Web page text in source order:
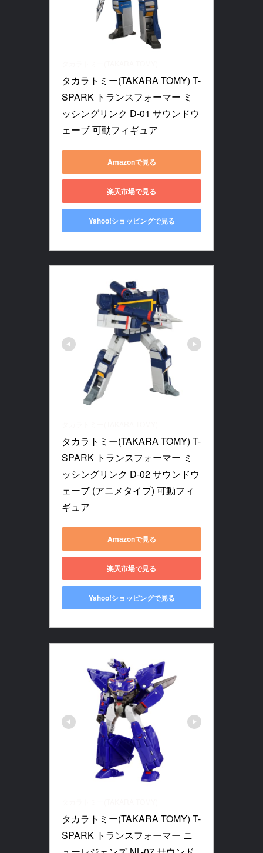
タカラトミー(TAKARA TOMY) T-
SPARK トランスフォーマー ミ
ッシングリンク D-01 サウンドウ
ェーブ 可動フィギュア
Amazonで見る
楽天市場で見る
Yahoo!ショッピングで見る
タカラトミー(TAKARA TOMY) T-
SPARK トランスフォーマー ミ
ッシングリンク D-02 サウンドウ
ェーブ (アニメタイプ) 可動フィ
ギュア
Amazonで見る
楽天市場で見る
Yahoo!ショッピングで見る
タカラトミー(TAKARA TOMY) T-
SPARK トランスフォーマー ニ